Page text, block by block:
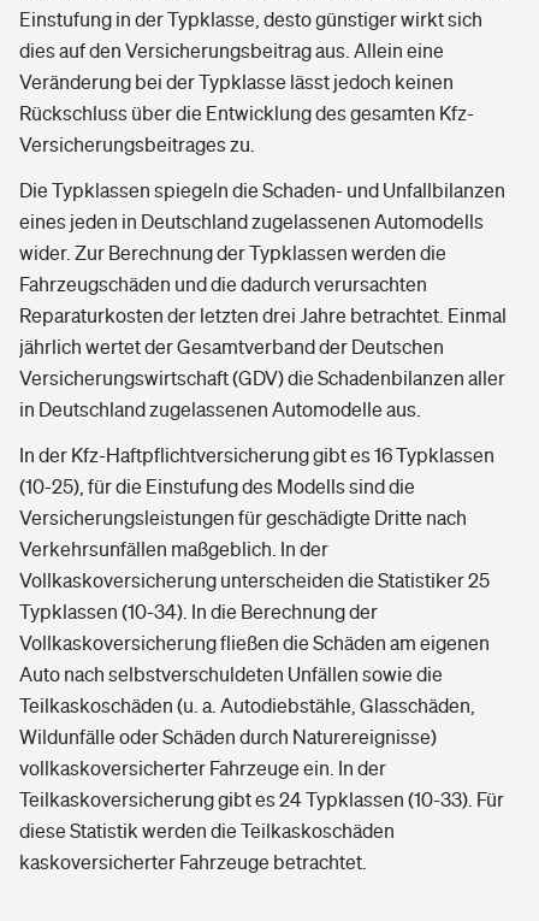
Einstufung in der Typklasse, desto günstiger wirkt sich
dies auf den Versicherungsbeitrag aus. Allein eine
Veränderung bei der Typklasse lässt jedoch keinen
Rückschluss über die Entwicklung des gesamten Kfz-
Versicherungsbeitrages zu.
Die Typklassen spiegeln die Schaden- und Unfallbilanzen
eines jeden in Deutschland zugelassenen Automodells
wider. Zur Berechnung der Typklassen werden die
Fahrzeugschäden und die dadurch verursachten
Reparaturkosten der letzten drei Jahre betrachtet. Einmal
jährlich wertet der Gesamtverband der Deutschen
Versicherungswirtschaft (GDV) die Schadenbilanzen aller
in Deutschland zugelassenen Automodelle aus.
In der Kfz-Haftpflichtversicherung gibt es 16 Typklassen
(10-25), für die Einstufung des Modells sind die
Versicherungsleistungen für geschädigte Dritte nach
Verkehrsunfällen maßgeblich. In der
Vollkaskoversicherung unterscheiden die Statistiker 25
Typklassen (10-34). In die Berechnung der
Vollkaskoversicherung fließen die Schäden am eigenen
Auto nach selbstverschuldeten Unfällen sowie die
Teilkaskoschäden (u. a. Autodiebstähle, Glasschäden,
Wildunfälle oder Schäden durch Naturereignisse)
vollkaskoversicherter Fahrzeuge ein. In der
Teilkaskoversicherung gibt es 24 Typklassen (10-33). Für
diese Statistik werden die Teilkaskoschäden
kaskoversicherter Fahrzeuge betrachtet.